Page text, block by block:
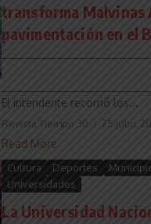
transforma Malvinas
pavimentación en el
El intendente recorrió los...
Revista Tiempo 30 25 julio,
Read More
Cultura Deportes
Universidades
La Universidad